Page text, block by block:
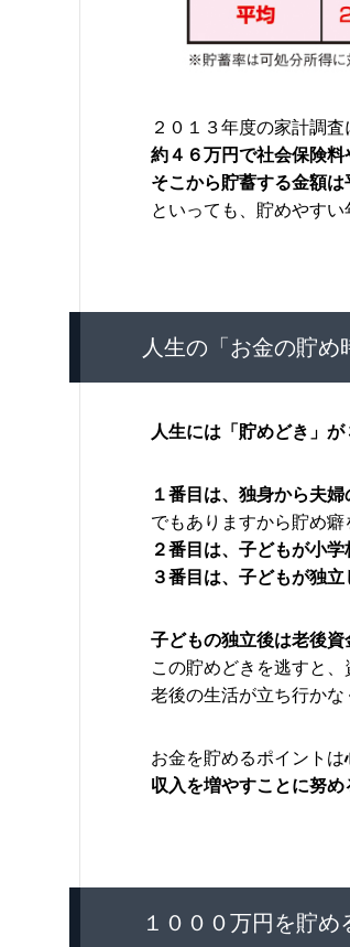
２０１３年度の家計調査
約４６万円で社会保険料
そこから貯蓄する金額は
といっても、貯めやすい
人生の「お金の貯め
人生には「貯めどき」が
１番目は、独身から夫
でもありますから貯め癖
２番目は、子どもが小
３番目は、子どもが独
子どもの独立後は老後資
この貯めどきを逃すと、
老後の生活が立ち行かな
お金を貯めるポイントは
収入を増やすことに努め
１０００万円を貯め